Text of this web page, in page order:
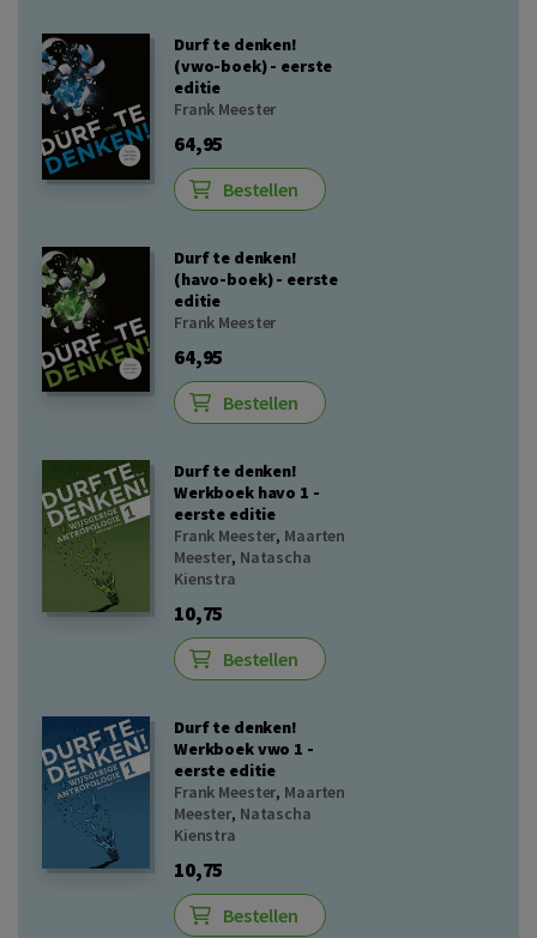
Durf te denken!
(vwo-boek) - eerste
editie
Frank Meester
64,95
Bestellen
Durf te denken!
(havo-boek) - eerste
editie
Frank Meester
64,95
Bestellen
Durf te denken!
Werkboek havo 1 -
eerste editie
Frank Meester, Maarten
Meester, Natascha
Kienstra
10,75
Bestellen
Durf te denken!
Werkboek vwo 1 -
eerste editie
Frank Meester, Maarten
Meester, Natascha
Kienstra
10,75
Bestellen